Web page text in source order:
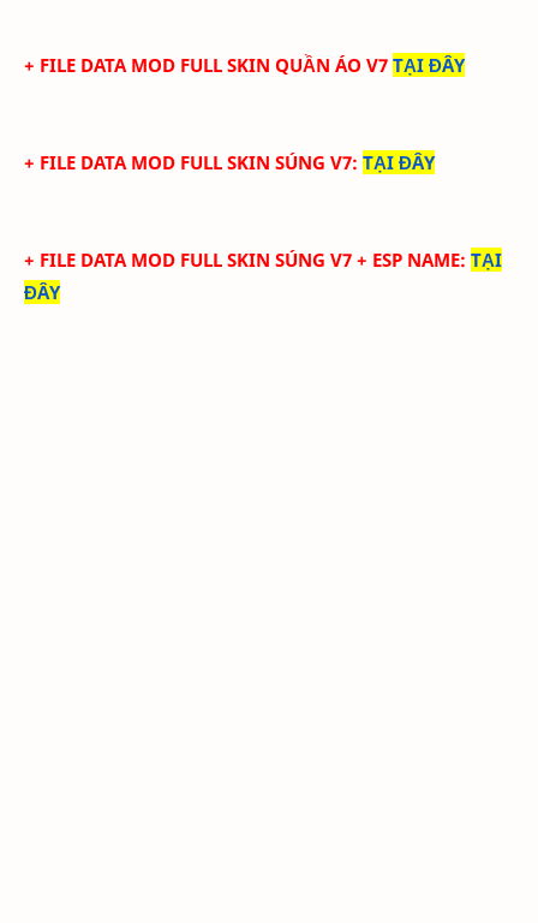
+ FILE DATA MOD FULL SKIN QUẦN ÁO V7 TẠI ĐÂY
+ FILE DATA MOD FULL SKIN SÚNG V7: TẠI ĐÂY
+ FILE DATA MOD FULL SKIN SÚNG V7 + ESP NAME: TẠI
ĐÂY